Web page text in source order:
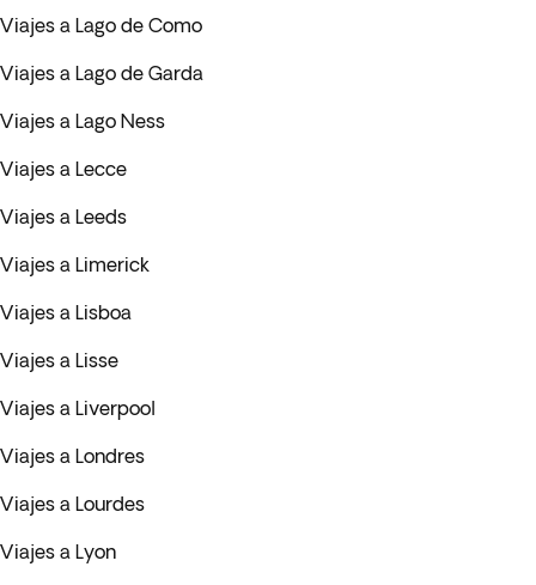
Viajes a Lago de Como
Viajes a Lago de Garda
Viajes a Lago Ness
Viajes a Lecce
Viajes a Leeds
Viajes a Limerick
Viajes a Lisboa
Viajes a Lisse
Viajes a Liverpool
Viajes a Londres
Viajes a Lourdes
Viajes a Lyon